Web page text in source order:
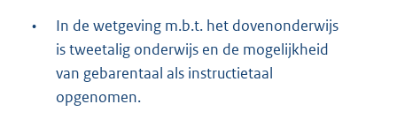
•
In de wetgeving m.b.t. het dovenonderwijs
is tweetalig onderwijs en de mogelijkheid
van gebarentaal als instructietaal
opgenomen.